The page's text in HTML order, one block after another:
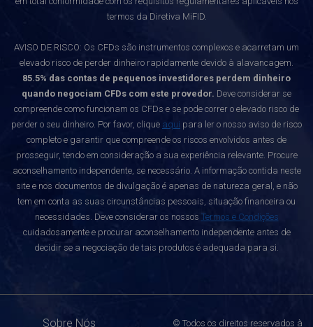
termos da Diretiva MiFID.
AVISO DE RISCO: Os CFDs são instrumentos complexos e acarretam um
elevado risco de perder dinheiro rapidamente devido à alavancagem.
85.5% das contas de pequenos investidores perdem dinheiro
quando negociam CFDs com este provedor. Deve considerar se
compreende como funcionam os CFDs e se pode correr o elevado risco de
perder o seu dinheiro. Por favor, clique aqui para ler o nosso aviso de risco
completo e garantir que compreende os riscos envolvidos antes de
prosseguir, tendo em consideração a sua experiência relevante. Procure
aconselhamento independente, se necessário. A informação contida neste
site e nos documentos de divulgação é apenas de natureza geral, e não
tem em conta as suas circunstâncias pessoais, situação financeira ou
necessidades. Deve considerar os nossos Termos e Condições
cuidadosamente e procurar aconselhamento independente antes de
decidir se a negociação de tais produtos é adequada para si.
Sobre Nós © Todos os direitos reservados à